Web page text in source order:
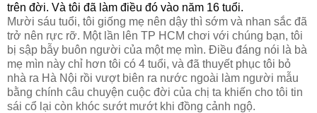
trên đời. Và tôi đã làm điều đó vào năm 16 tuổi.
Mười sáu tuổi, tôi giống mẹ nên dậy thì sớm và nhan sắc đã
trở nên rực rỡ. Một lần lên TP HCM chơi với chúng bạn, tôi
bị sập bẫy buôn người của một mẹ mìn. Điều đáng nói là bà
mẹ mìn này chỉ hơn tôi có 4 tuổi, và đã thuyết phục tôi bỏ
nhà ra Hà Nội rồi vượt biên ra nước ngoài làm người mẫu
bằng chính câu chuyện cuộc đời của chị ta khiến cho tôi tin
sái cổ lại còn khóc sướt mướt khi đồng cảnh ngộ.